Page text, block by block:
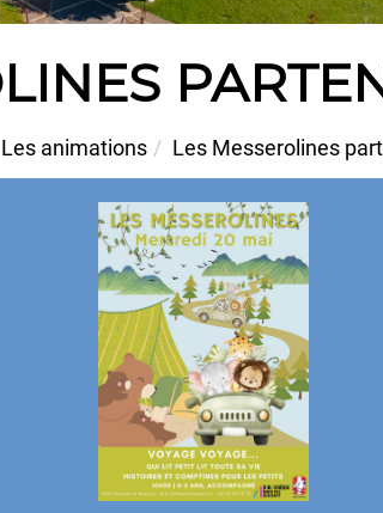
Les animations Les Messerolines